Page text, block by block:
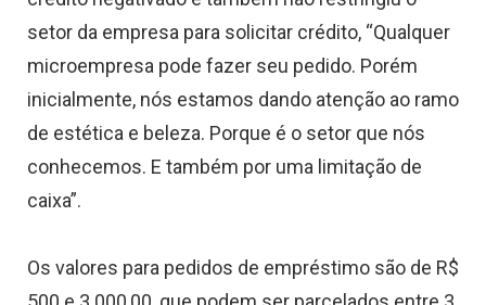
setor da empresa para solicitar crédito, “Qualquer
microempresa pode fazer seu pedido. Porém
inicialmente, nós estamos dando atenção ao ramo
de estética e beleza. Porque é o setor que nós
conhecemos. E também por uma limitação de
caixa”.
Os valores para pedidos de empréstimo são de R$